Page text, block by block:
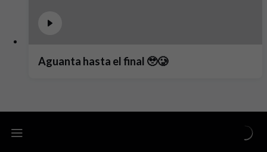
Aguanta hasta el final 🥹🥲